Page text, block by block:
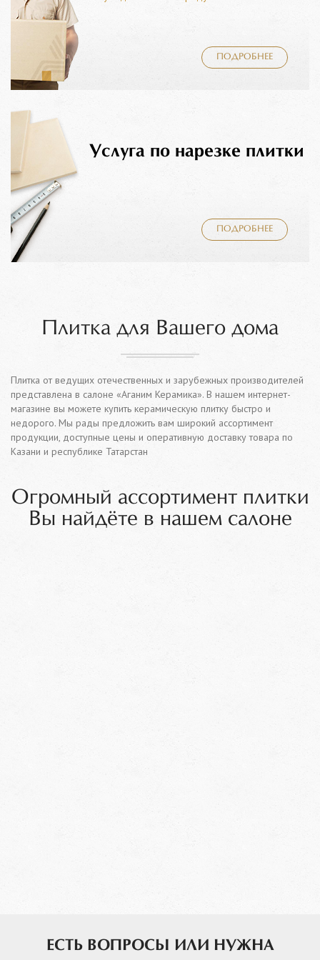
ПОДРОБНЕЕ
Услуга по нарезке плитки
ПОДРОБНЕЕ
Плитка для Вашего дома
Плитка от ведущих отечественных и зарубежных производителей
представлена в салоне «Аганим Керамика». В нашем интернет-
магазине вы можете купить керамическую плитку быстро и
недорого. Мы рады предложить вам широкий ассортимент
продукции, доступные цены и оперативную доставку товара по
Казани и республике Татарстан
Огромный ассортимент плитки
Вы найдёте в нашем салоне
ЕСТЬ ВОПРОСЫ ИЛИ НУЖНА